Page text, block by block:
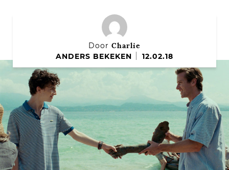
Door Charlie
ANDERS BEKEKEN 12.02.18